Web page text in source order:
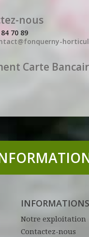
nous
70 89
Carte
INFORMATIONS
Notre exploitation
Contactez-nous